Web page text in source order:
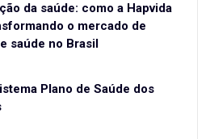
da saúde: como a Hapvida
o mercado de
saúde no Brasil
Plano de Saúde dos